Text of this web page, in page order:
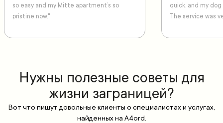
so easy and my Mitte apartment’s so
pristine now."
quick, and my
The service was
Нужны полезные советы для
жизни заграницей?
Вот что пишут довольные клиенты о специалистах и услугах,
найденных на A4ord.